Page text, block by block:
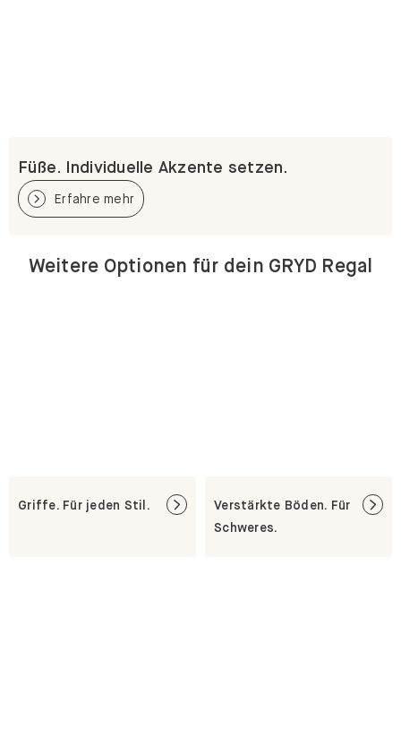
Füße. Individuelle Akzente setzen.
Erfahre mehr
Weitere Optionen für dein GRYD Regal
Griffe. Für jeden Stil.
Verstärkte Böden. Für
Schweres.